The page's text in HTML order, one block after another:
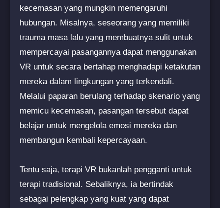
kecemasan yang mungkin memengaruhi
hubungan. Misalnya, seseorang yang memiliki
trauma masa lalu yang membuatnya sulit untuk
mempercayai pasangannya dapat menggunakan
VR untuk secara bertahap menghadapi ketakutan
mereka dalam lingkungan yang terkendali.
Melalui paparan berulang terhadap skenario yang
memicu kecemasan, pasangan tersebut dapat
belajar untuk mengelola emosi mereka dan
membangun kembali kepercayaan.
Tentu saja, terapi VR bukanlah pengganti untuk
terapi tradisional. Sebaliknya, ia bertindak
sebagai pelengkap yang kuat yang dapat